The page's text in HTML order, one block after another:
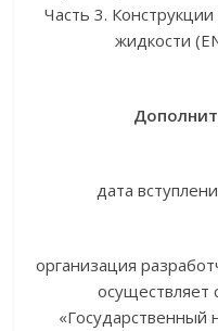
Часть 3.
жидкости
дата
организация
«Государственный